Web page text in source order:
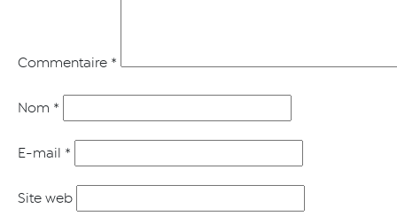
Commentaire *
Nom *
E-mail *
Site web